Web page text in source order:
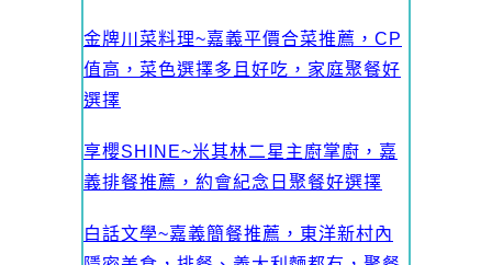
金牌川菜料理~嘉義平價合菜推薦，CP
值高，菜色選擇多且好吃，家庭聚餐好
選擇
享櫻SHINE~米其林二星主廚掌廚，嘉
義排餐推薦，約會紀念日聚餐好選擇
白話文學~嘉義簡餐推薦，東洋新村內